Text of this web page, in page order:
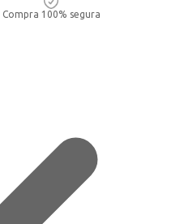
Compra 100% segura